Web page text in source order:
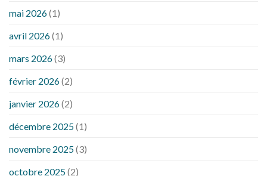
mai 2026(1)
avril 2026(1)
mars 2026(3)
février 2026(2)
janvier 2026(2)
décembre 2025(1)
novembre 2025(3)
octobre 2025(2)